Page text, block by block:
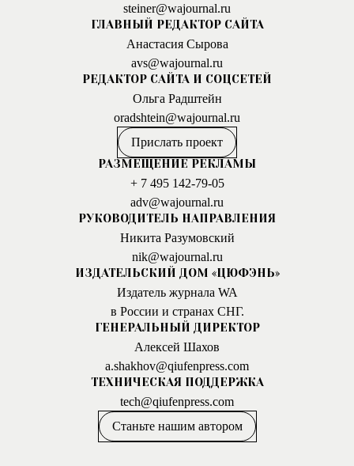
steiner@wajournal.ru
ГЛАВНЫЙ РЕДАКТОР САЙТА
Анастасия Сырова
avs@wajournal.ru
РЕДАКТОР САЙТА И СОЦСЕТЕЙ
Ольга Радштейн
oradshtein@wajournal.ru
Прислать проект
РАЗМЕЩЕНИЕ РЕКЛАМЫ
+ 7 495 142-79-05
adv@wajournal.ru
РУКОВОДИТЕЛЬ НАПРАВЛЕНИЯ
Никита Разумовский
nik@wajournal.ru
ИЗДАТЕЛЬСКИЙ ДОМ «ЦЮФЭНЬ»
Издатель журнала WA
в России и странах СНГ.
ГЕНЕРАЛЬНЫЙ ДИРЕКТОР
Алексей Шахов
a.shakhov@qiufenpress.com
ТЕХНИЧЕСКАЯ ПОДДЕРЖКА
tech@qiufenpress.com
Станьте нашим автором